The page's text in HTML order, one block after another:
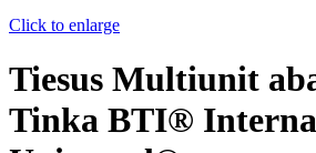
Click to enlarge
Tiesus Multiunit
Tinka BTI®